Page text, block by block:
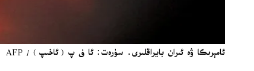
ئامېرىكا ۋە ئىران بايراقلىرى. سۈرەت: ئا ف پ (ئاخىپ) / AFP